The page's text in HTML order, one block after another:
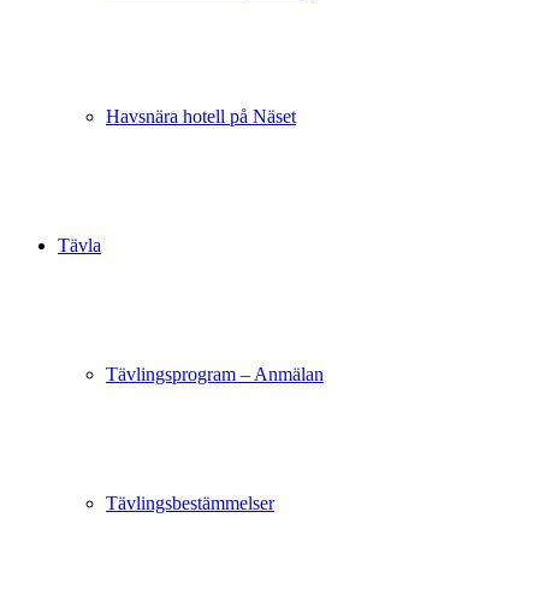
Havsnära hotell på Näset
Tävla
Tävlingsprogram – Anmälan
Tävlingsbestämmelser